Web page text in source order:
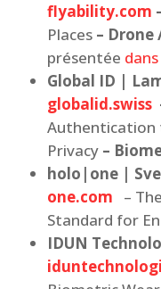
flyability.com
Places– Drone
présentée
Global ID |
globalid.swiss
Authentication
Privacy–
holo|one |
one.com –
Standard for
IDUN